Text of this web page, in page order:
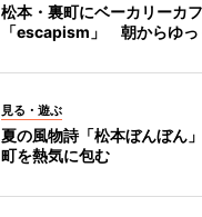
松本・裏町にベーカリーカ
「escapism」 朝からゆっ
見る・遊ぶ
夏の風物詩「松本ぼんぼん
町を熱気に包む